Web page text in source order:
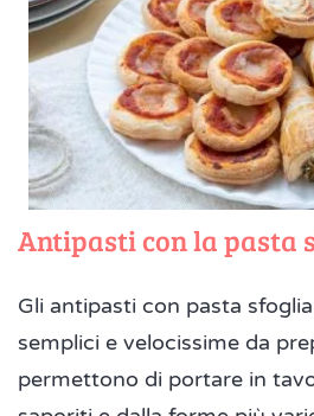
Antipasti con la pasta
Gli antipasti con pasta
semplici e velocissime da
permettono di portare in